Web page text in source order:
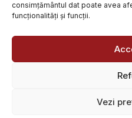
consimțământul dat poate avea
funcționalități și funcții.
Vezi
@ Librăria Arcana. Toate